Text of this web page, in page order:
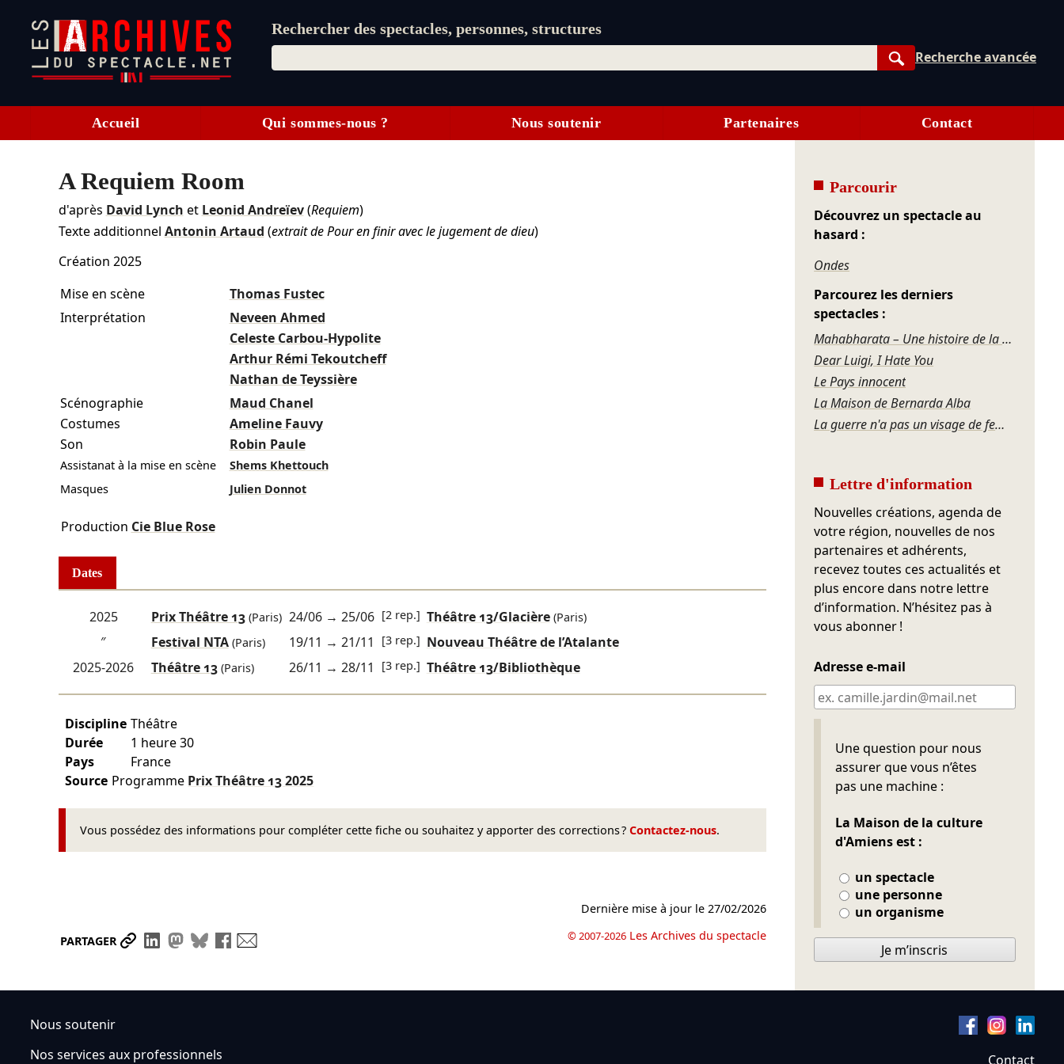
Rechercher des spectacles, personnes, structures
Rechercher
Recherche avancée
Accueil Qui sommes-nous ? Nous soutenir Partenaires Contact
A Requiem Room
d'après David Lynch et Leonid Andreïev(Requiem)
Texte additionnel Antonin Artaud (extrait de Pour en finir avec le jugement de dieu)
Création 2025
Mise en scène
Thomas Fustec
Interprétation
Neveen Ahmed
Celeste Carbou-Hypolite
Arthur Rémi Tekoutcheff
Nathan de Teyssière
Scénographie
Maud Chanel
Costumes
Ameline Fauvy
Son
Robin Paule
Assistanat à la mise en scène
Shems Khettouch
Masques
Julien Donnot
Production Cie Blue Rose
Dates
2025 Prix Théâtre 13(Paris) 24/06→ 25/06 [2 rep.] Théâtre 13/Glacière (Paris)
″ Festival NTA(Paris) 19/11 → 21/11 [3 rep.] Nouveau Théâtre de l’Atalante
2025-2026
Théâtre 13(Paris) 26/11 → 28/11 [3 rep.] Théâtre 13/Bibliothèque
Discipline Théâtre
Durée
1 heure 30
Pays
France
Source Programme Prix Théâtre 132025
Vous possédez des informations pour compléter cette fiche ou souhaitez y apporter des corrections ? Contactez-nous.
PARTAGER Partager le lien
Partager sur LinkedIn
Partager sur Mastodon
Partager sur Bluesky
Partager sur Facebook
Dernière mise à jour le27/02/2026
© 2007-2026 Les Archives du spectacle
Parcourir
Découvrez un spectacle au
hasard :
Ondes
Parcourez les derniers
spectacles :
Mahabharata – Une histoire de la violence
Dear Luigi, I Hate You
Le Pays innocent
La Maison de Bernarda Alba
La guerre n'a pas un visage de femme
Lettre d'information
Nouvelles créations, agenda de
votre région, nouvelles de nos
partenaires et adhérents,
recevez toutes ces actualités et
plus encore dans notre lettre
d’information. N’hésitez pas à
vous abonner !
Adresse e-mail
Une question pour nous
assurer que vous n’êtes
pas une machine :
La Maison de la culture
d'Amiens est :
un spectacle
une personne
un organisme
Ne pas remplir
Je m’inscris
Nous soutenir
Nos services aux professionnels
Contact